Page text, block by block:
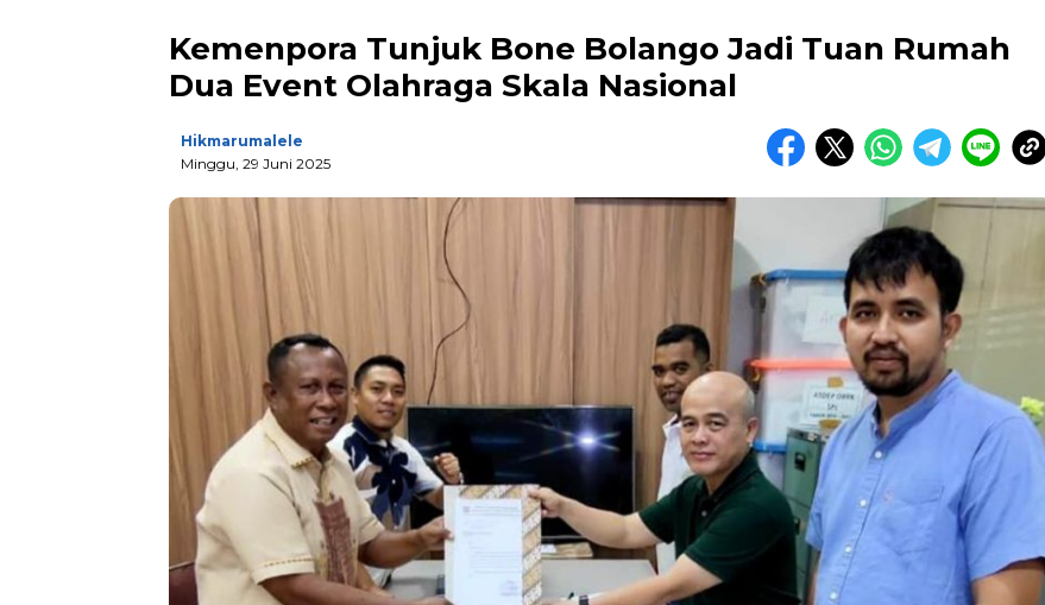
Kemenpora Tunjuk Bone Bolango Jadi Tuan Rumah
Dua Event Olahraga Skala Nasional
Hikmarumalele
Minggu, 29 Juni 2025